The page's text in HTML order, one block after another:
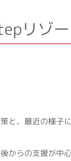
リゾ
、最近の様子
からの支援が中